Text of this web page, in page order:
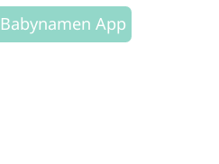
Babynamen App